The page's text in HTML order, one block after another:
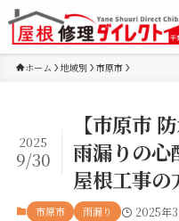
ホーム 地域別 市原市
【市原市
雨漏りの心
屋根工事の
2025
9/30
市原市 雨漏り 2025年